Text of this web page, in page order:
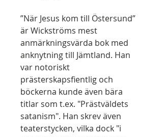
”När Jesus kom till Östersund”
är Wickströms mest
anmärkningsvärda bok med
anknytning till Jämtland. Han
var notoriskt
prästerskapsfientlig och
böckerna kunde även bära
titlar som t.ex. "Prästväldets
satanism". Han skrev även
teaterstycken, vilka dock "i